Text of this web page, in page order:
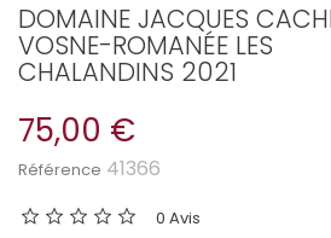
DOMAINE JACQUES
VOSNE-ROMANÉE LES
CHALANDINS 2021
75,00 €
Référence 41366
0 Avis